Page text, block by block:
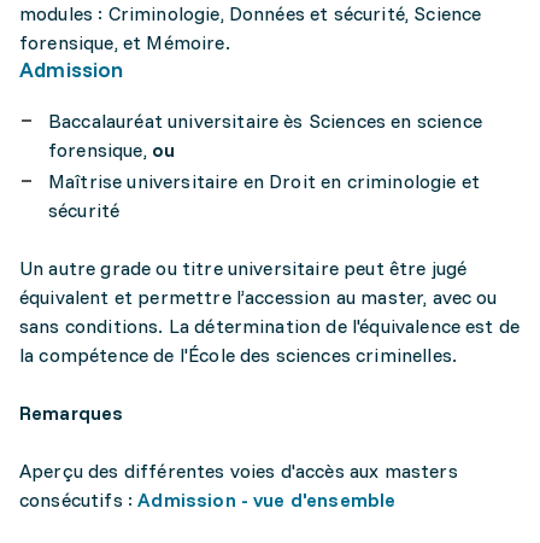
modules : Criminologie, Données et sécurité, Science
forensique, et Mémoire.
Admission
Baccalauréat universitaire ès Sciences en science
forensique, ou
Maîtrise universitaire en Droit en criminologie et
sécurité
Un autre grade ou titre universitaire peut être jugé
équivalent et permettre l’accession au master, avec ou
sans conditions. La détermination de l'équivalence est de
la compétence de l'École des sciences criminelles.
Remarques
Aperçu des différentes voies d'accès aux masters
consécutifs :Admission - vue d'ensemble